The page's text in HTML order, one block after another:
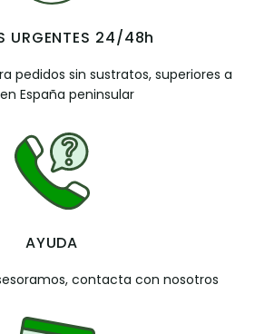
URGENTES 24/48h
pedidos sin sustratos, superiores a
España peninsular
AYUDA
contacta con nosotros